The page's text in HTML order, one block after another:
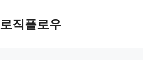
로직플로우